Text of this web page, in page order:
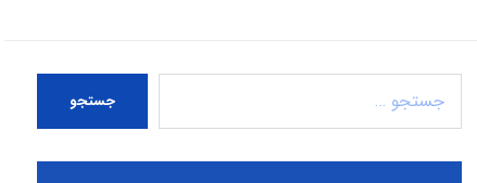
جستجو